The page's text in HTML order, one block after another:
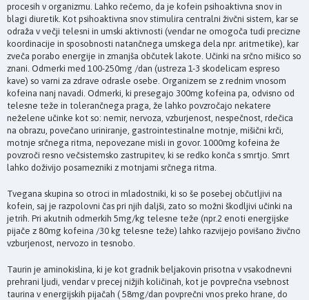
procesih v organizmu. Lahko rečemo, da je kofein psihoaktivna snov in
blagi diuretik. Kot psihoaktivna snov stimulira centralni živčni sistem, kar se
odraža v večji telesni in umski aktivnosti (vendar ne omogoča tudi precizne
koordinacije in sposobnosti natančnega umskega dela npr. aritmetike), kar
zveča porabo energije in zmanjša občutek lakote. Učinki na srčno mišico so
znani. Odmerki med 100-250mg /dan (ustreza 1-3 skodelicam espreso
kave) so varni za zdrave odrasle osebe. Organizem se z rednim vnosom
kofeina nanj navadi. Odmerki, ki presegajo 300mg kofeina pa, odvisno od
telesne teže in tolerančnega praga, že lahko povzročajo nekatere
neželene učinke kot so: nemir, nervoza, vzburjenost, nespečnost, rdečica
na obrazu, povečano uriniranje, gastrointestinalne motnje, mišični krči,
motnje srčnega ritma, nepovezane misli in govor. 1000mg kofeina že
povzroči resno večsistemsko zastrupitev, ki se redko konča s smrtjo. Smrt
lahko doživijo posamezniki z motnjami srčnega ritma.
Tvegana skupina so otroci in mladostniki, ki so še posebej občutljivi na
kofein, saj je razpolovni čas pri njih daljši, zato so možni škodljivi učinki na
jetrih. Pri akutnih odmerkih 5mg/kg telesne teže (npr.2 enoti energijske
pijače z 80mg kofeina /30 kg telesne teže) lahko razvijejo povišano živčno
vzburjenost, nervozo in tesnobo.
Taurin je aminokislina, ki je kot gradnik beljakovin prisotna v vsakodnevni
prehrani ljudi, vendar v precej nižjih količinah, kot je povprečna vsebnost
taurina v energijskih pijačah ( 58mg/dan povprečni vnos preko hrane, do